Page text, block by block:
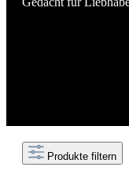
Produkte filtern